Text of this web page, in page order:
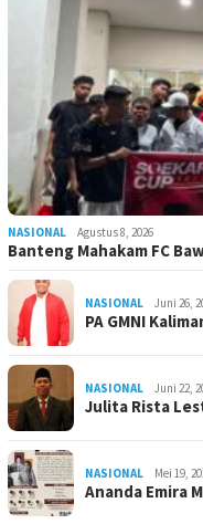
NASIONAL Agustus 8, 2026
Banteng Mahakam FC
NASIONAL Juni 26,
PA GMNI
NASIONAL Juni 22,
Julita Rista
NASIONAL Mei 19,
Ananda Emira